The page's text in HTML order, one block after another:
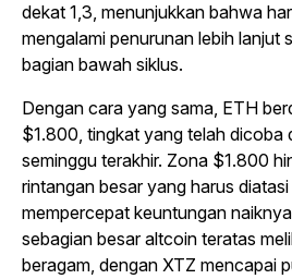
dekat 1,3, menunjukkan bahwa
mengalami penurunan lebih lanjut
bagian bawah siklus.
Dengan cara yang sama, ETH
$1.800, tingkat yang telah dicoba
seminggu terakhir. Zona $1.800
rintangan besar yang harus
mempercepat keuntungan
sebagian besar altcoin teratas
beragam, dengan XTZ mencapai